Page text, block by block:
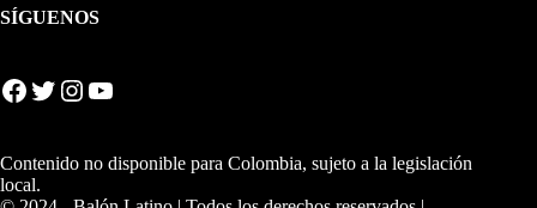
SÍGUENOS
Facebook Twitter Instagram YouTube
Contenido no disponible para Colombia, sujeto a la legislación
local.